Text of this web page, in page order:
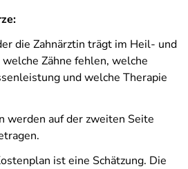
die Zahnärztin trägt im Heil- und
Zähne fehlen, welche
und welche Therapie
werden auf der zweiten Seite
ist eine Schätzung. Die